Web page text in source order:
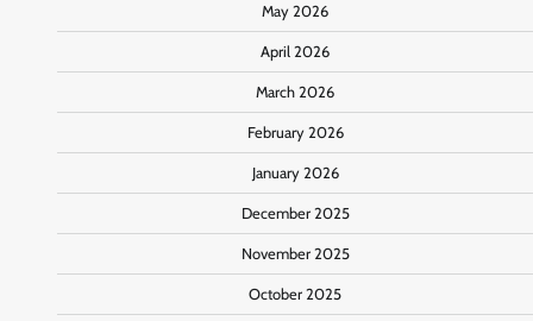
May 2026
April 2026
March 2026
February 2026
January 2026
December 2025
November 2025
October 2025